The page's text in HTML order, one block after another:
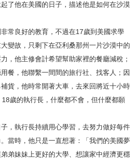
了他在美國的日子，描述他是如何在沙漠
常良好的教育，不過在17歲到美國求學
變故，只剩下在亞利桑那州一片沙漠中的
，他主修會計希望幫助家裡的餐廳減稅；
餐，他聯繫一間間的旅行社、找客人；因
貨，他時常開著大車，去來回將近十小時
歲的執行長，什麼都不會，但什麼都願
，執行長持續用心學習，去努力做好每件
當時，他只是一直想著：「我們的美國夢
弟妹妹上更好的大學、想讓家中經濟更穩